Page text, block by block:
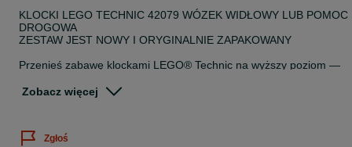
KLOCKI LEGO TECHNIC 42079 WÓZEK WIDŁOWY LUB POMOC
DROGOWA
ZESTAW JEST NOWY I ORYGINALNIE ZAPAKOWANY
Przenieś zabawę klockami LEGO® Technic na wyższy poziom —
kierowcy, pomarańczowymi światłami ostrzegawczymi, dużymi
przetransportować paletę na odpowiednie miejsce. Ten żółto-
Zobacz więcej
Zgłoś